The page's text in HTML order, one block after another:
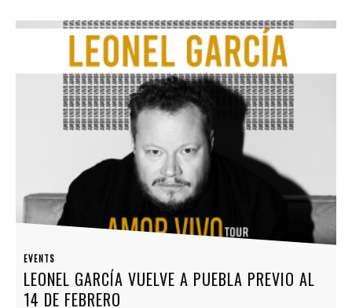
EVENTS
LEONEL GARCÍA VUELVE A PUEBLA PREVIO AL
14 DE FEBRERO